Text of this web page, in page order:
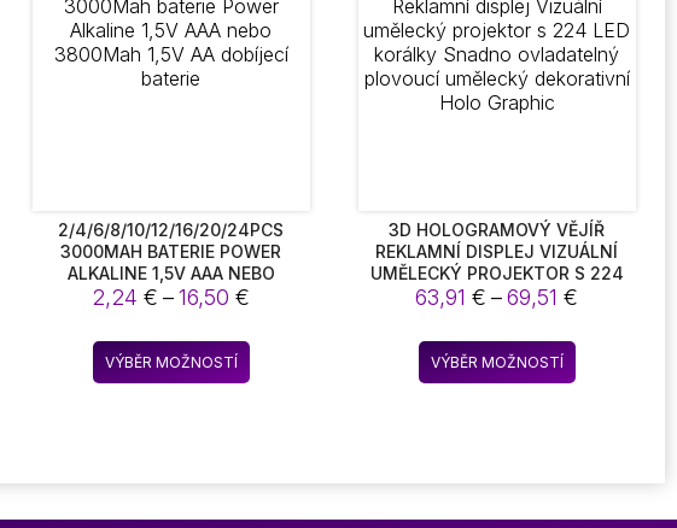
Možnosti
lze
vybrat
Možnosti
lze
vybrat
na
2/4/6/8/10/12/16/20/24PCS
3000MAH BATERIE POWER
ALKALINE 1,5V AAA NEBO
3800MAH 1,5V AA DOBÍJECÍ
2,24€ – 16,50€
2,24 €
až
VÝBĚR MOŽNOSTÍ
Tento
produkt
Možnosti
3D HOLOGRAMOVÝ VĚJÍŘ
REKLAMNÍ DISPLEJ VIZUÁLNÍ
UMĚLECKÝ PROJEKTOR S 224
LED KORÁLKY SNADNO
UMĚLECKÝ DEKORATIVNÍ HOLO
GRAPHIC
63,91€ –69,51€
VÝBĚR MOŽNOSTÍ
Tento
produkt
Možnosti